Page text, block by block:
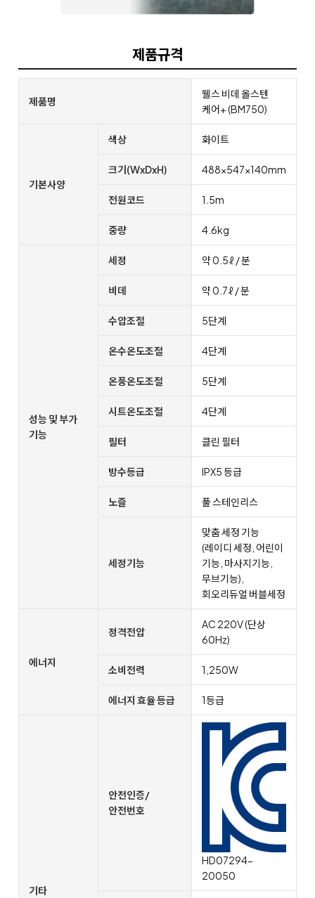
제품규격
제품명
웰스 비데 올스텐
케어+ (BM750)
기본사양
색상 화이트
크기(WxDxH) 488x547x140mm
전원코드 1.5m
중량 4.6kg
성능 및 부가
기능
세정 약 0.5ℓ / 분
비데 약 0.7ℓ / 분
수압조절 5단계
온수온도조절 4단계
온풍온도조절 5단계
시트온도조절 4단계
필터 클린 필터
방수등급 IPX5 등급
노즐 풀 스테인리스
세정기능
맞춤 세정 기능
(레이디 세정, 어린이
기능, 마사지기능,
무브기능),
회오리듀얼 버블세정
에너지
정격전압
AC 220V (단상
60Hz)
소비전력 1,250W
에너지 효율 등급 1등급
기타
안전인증/
안전번호
HD07294-
20050